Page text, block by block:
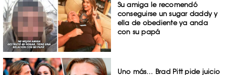
Su amiga le recomendó
conseguirse un sugar daddy y
ella de obediente ya anda
con su papá
Uno más… Brad Pitt pide juicio